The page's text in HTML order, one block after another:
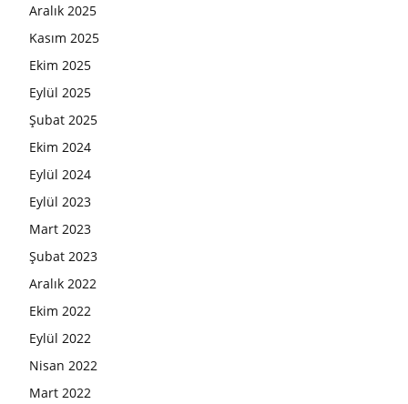
Aralık 2025
Kasım 2025
Ekim 2025
Eylül 2025
Şubat 2025
Ekim 2024
Eylül 2024
Eylül 2023
Mart 2023
Şubat 2023
Aralık 2022
Ekim 2022
Eylül 2022
Nisan 2022
Mart 2022